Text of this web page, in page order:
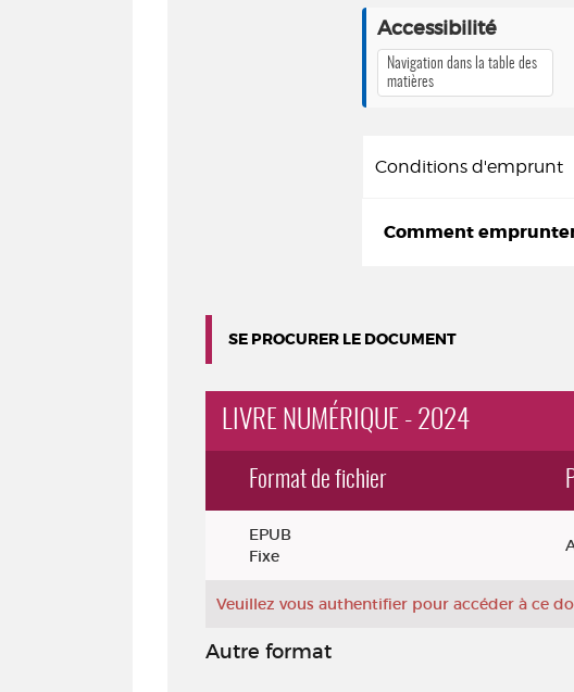
Accessibilité
Navigation dans la table des
matières
Conditions d'emprunt
Comment
SE PROCURER LE DOCUMENT
LIVRE NUMÉRIQUE - 2024
Exemplaires
Format de fichier
EPUB
Fixe
Veuillez vous authentifier pour accéder à ce
Autre format